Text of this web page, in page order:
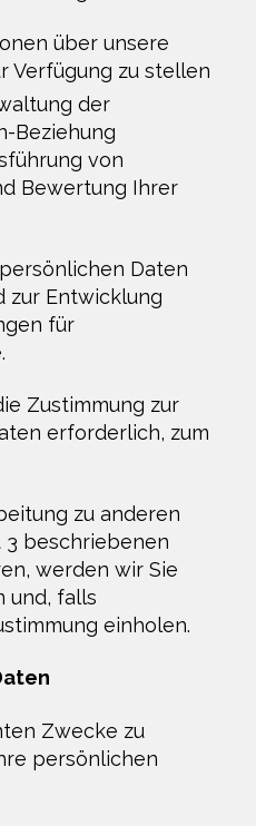
über unsere
Verfügung zu stellen
der
Beziehung
von
Bewertung Ihrer
Daten
zur Entwicklung
für
Zustimmung zur
erforderlich, zum
zu anderen
beschriebenen
werden wir Sie
und, falls
einholen.
Zwecke zu
persönlichen